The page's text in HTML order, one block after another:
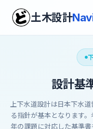
土木設計
設計基
上下水道設計は日本下水
る指針が基本となります
年の課題に対応した基準